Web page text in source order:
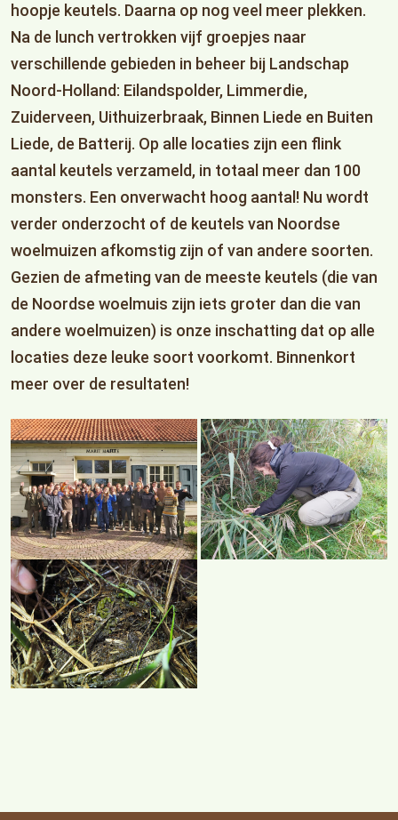
hoopje keutels. Daarna op nog veel meer plekken.
Na de lunch vertrokken vijf groepjes naar
verschillende gebieden in beheer bij Landschap
Noord-Holland: Eilandspolder, Limmerdie,
Zuiderveen, Uithuizerbraak, Binnen Liede en Buiten
Liede, de Batterij. Op alle locaties zijn een flink
aantal keutels verzameld, in totaal meer dan 100
monsters. Een onverwacht hoog aantal! Nu wordt
verder onderzocht of de keutels van Noordse
woelmuizen afkomstig zijn of van andere soorten.
Gezien de afmeting van de meeste keutels (die van
de Noordse woelmuis zijn iets groter dan die van
andere woelmuizen) is onze inschatting dat op alle
locaties deze leuke soort voorkomt. Binnenkort
meer over de resultaten!